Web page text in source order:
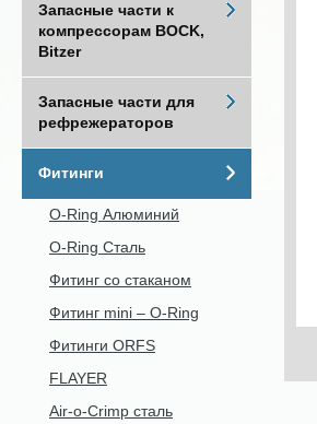
Запасные части к
компрессорам BOCK,
Bitzer
Запасные части для
рефрежераторов
Фитинги
O-Ring Алюминий
O-Ring Сталь
Фитинг со стаканом
Фитинг mini – O-Ring
Фитинги ORFS
FLAYER
Air-o-Crimp сталь